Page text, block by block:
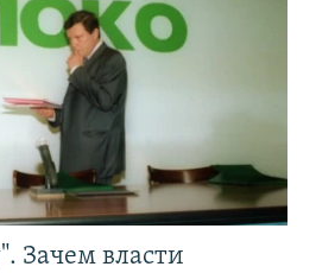
Зачем власти